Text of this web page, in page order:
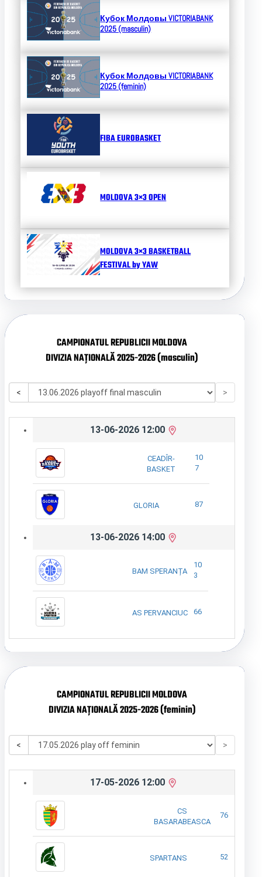
Кубок МолдовыVICTORIABANK
2025 (masculin)
Кубок МолдовыVICTORIABANK
2025 (feminin)
FIBA EUROBASKET
MOLDOVA 3×3 OPEN
MOLDOVA 3×3 BASKETBALL
FESTIVAL by YAW
CAMPIONATUL REPUBLICII MOLDOVA
DIVIZIA NAȚIONALĂ 2025-2026 (masculin)
< >
13-06-2026 12:00
CEADÎR-
BASKET
10
7
GLORIA 87
13-06-2026 14:00
BAM SPERANȚA
10
3
AS PERVANCIUC 66
CAMPIONATUL REPUBLICII MOLDOVA
DIVIZIA NAȚIONALĂ 2025-2026 (feminin)
< >
17-05-2026 12:00
CS
BASARABEASCA
76
SPARTANS 52